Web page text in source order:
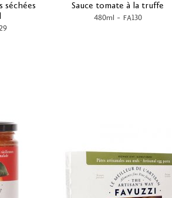
séchées
Sauce tomate à la truffe
480ml - FA130